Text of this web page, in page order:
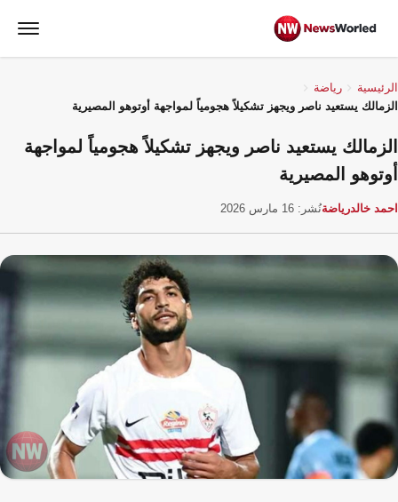
الرئيسية
رياضة
الزمالك يستعيد ناصر ويجهز تشكيلاً هجومياً لمواجهة أوتوهو المصيرية
الزمالك يستعيد ناصر ويجهز تشكيلاً هجومياً لمواجهة
أوتوهو المصيرية
احمد خالدرياضةنُشر: 16 مارس 2026